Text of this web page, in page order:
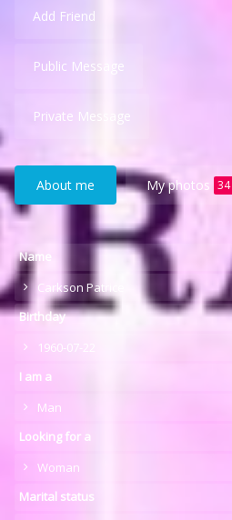
Add Friend
Public Message
Private Message
About me My photos 34
Name
Carkson Patrice
Birthday
1960-07-22
I am a
Man
Looking for a
Woman
Marital status